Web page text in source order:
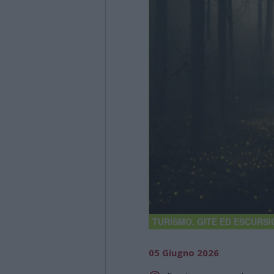
TURISMO, GITE ED
05 Giugno 2026